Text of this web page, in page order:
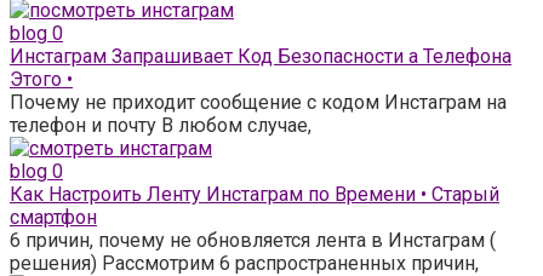
blog 0
Инстаграм Запрашивает Код Безопасности а Телефона
Этого •
Почему не приходит сообщение с кодом Инстаграм на
телефон и почту В любом случае,
blog 0
Как Настроить Ленту Инстаграм по Времени • Старый
смартфон
6 причин, почему не обновляется лента в Инстаграм (
решения) Рассмотрим 6 распространенных причин,